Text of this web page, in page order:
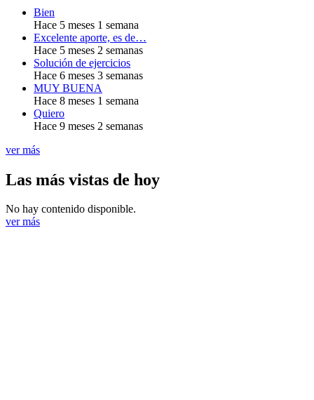
Bien
Hace 5 meses 1 semana
Excelente aporte, es de…
Hace 5 meses 2 semanas
Solución de ejercicios
Hace 6 meses 3 semanas
MUY BUENA
Hace 8 meses 1 semana
Quiero
Hace 9 meses 2 semanas
ver más
Las más vistas de hoy
No hay contenido disponible.
ver más